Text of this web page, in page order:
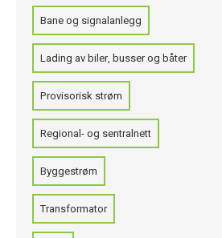
Bane og signalanlegg
Lading av biler, busser og båter
Provisorisk strøm
Regional- og sentralnett
Byggestrøm
Transformator